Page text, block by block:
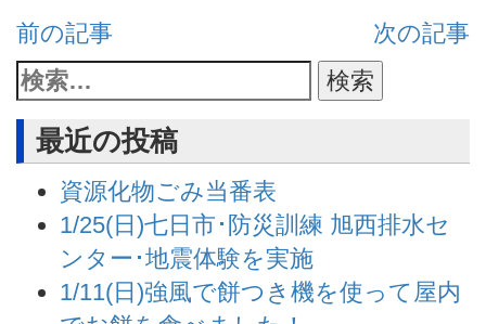
前の記事
次の記事
最近の投稿
資源化物ごみ当番表
1/25(日)七日市･防災訓練 旭西排水セ
ンター･地震体験を実施
1/11(日)強風で餅つき機を使って屋内